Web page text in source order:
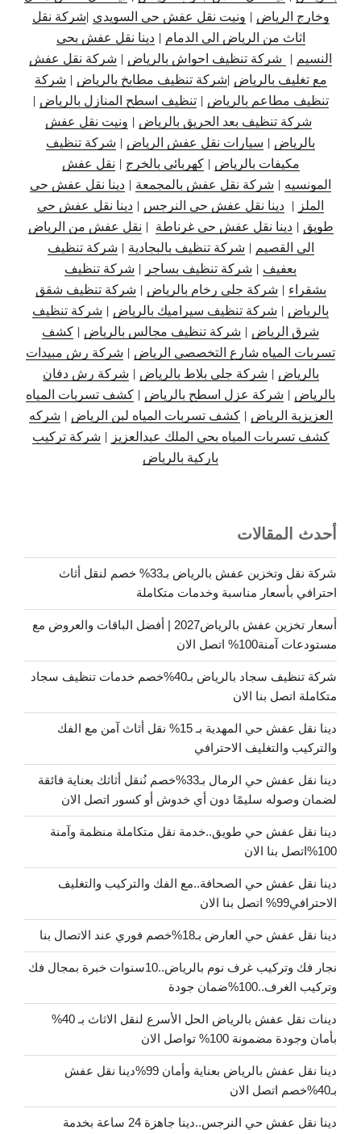
وخارج الرياض | ونيت نقل عفش حي السويدي |شركة نقل
اثاث من الرياض الى الدمام |دينا نقل عفش بحي
النسيم | شركة تنظيف احواش بالرياض | شركة نقل عفش
مع تغليف بالرياض |شركة تنظيف مطابخ بالرياض | شركة
تنظيف مطاعم بالرياض |تنظيف اسطح المنازل بالرياض |
شركة تنظيف بعد الحريق بالرياض | ونيت نقل عفش
بالرياض | سيارات نقل عفش الرياض | شركة تنظيف
مكيفات بالرياض |كهربائي بالخرج | نقل عفش
المونسيه | شركة نقل عفش بالمجمعة | دينا نقل عفش حي
الملز | دينا نقل عفش حي النرجس | دينا نقل عفش حي
طويق |دينا نقل عفش حي غرناطة | نقل عفش من الرياض
الى القصيم | شركة تنظيف بالبجادية | شركة تنظيف
بعفيف | شركة تنظيف بساجر | شركة تنظيف
بشقراء | شركة جلى رخام بالرياض | شركة تنظيف شقق
بالرياض | شركة تنظيف سيراميك بالرياض | شركة تنظيف
شرق الرياض | شركة تنظيف مجالس بالرياض | كشف
تسربات المياه شارع التخصصي الرياض | شركة رش مبيدات
بالرياض | شركة جلي بلاط بالرياض | شركة رش دفان
بالرياض | شركة عزل اسطح بالرياض | كشف تسربات المياه
العزيزية الرياض |كشف تسربات المياه لبن الرياض | شركه
كشف تسربات المياه بحي الملك عبدالعزيز | شركة تركيب
باركية بالرياض
أحدث المقالات
شركة نقل وتخزين عفش بالرياض بـ33% خصم لنقل أثاث
احترافي بأسعار مناسبة وخدمات متكاملة
أسعار تخزين عفش بالرياض2027 | أفضل الباقات والعروض مع
مستودعات آمنة100% اتصل الان
شركة تنظيف سجاد بالرياض بـ40%خصم خدمات تنظيف سجاد
متكاملة اتصل بنا الان
دينا نقل عفش حي المهدية بـ 15% نقل أثاث آمن مع الفك
والتركيب والتغليف الاحترافي
دينا نقل عفش حي الرمال بـ33%خصم نُنقل أثاثك بعناية فائقة
لضمان وصوله سليمًا دون أي خدوش أو كسور اتصل الان
دينا نقل عفش حي طويق..خدمة نقل متكاملة منظمة وآمنة
100%اتصل بنا الان
دينا نقل عفش حي الصحافة..مع الفك والتركيب والتغليف
الاحترافي99% اتصل بنا الان
دينا نقل عفش حي العارض بـ18%خصم فوري عند الاتصال بنا
نجار فك وتركيب غرف نوم بالرياض..10سنوات خبرة بمجال فك
وتركيب الغرف..100%ضمان جودة
دينات نقل عفش بالرياض الحل الأسرع لنقل الاثاث بـ 40%
بأمان وجودة مضمونة 100% تواصل الان
دينا نقل عفش بالرياض بعناية وأمان 99%دينا نقل عفش
بـ40%خصم اتصل الان
دينا نقل عفش حي النرجس..دينا جاهزة 24 ساعة بخدمة